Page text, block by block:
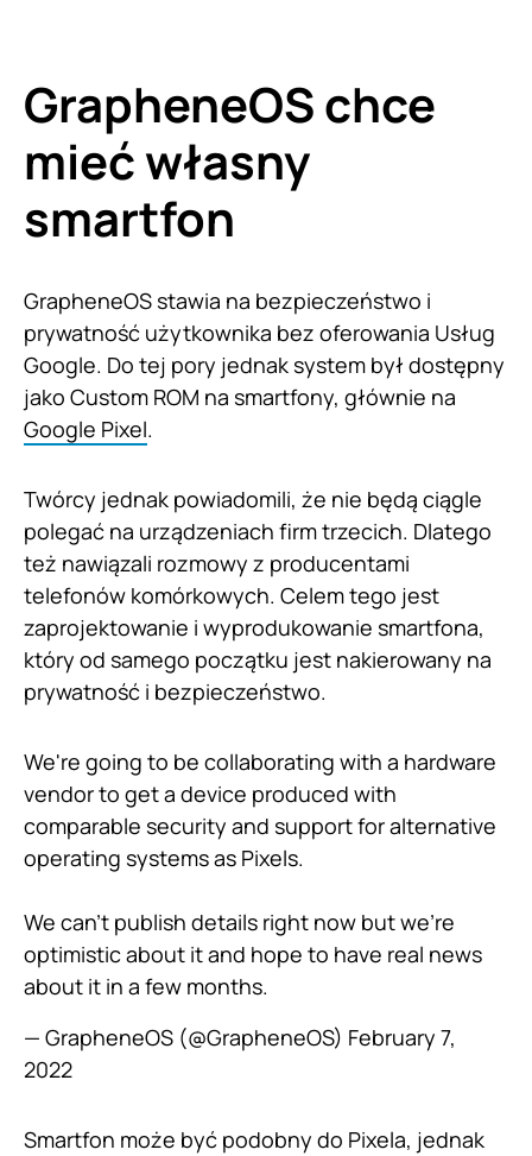
GrapheneOS chce
mieć własny
smartfon
GrapheneOS stawia na bezpieczeństwo i
prywatność użytkownika bez oferowania Usług
Google. Do tej pory jednak system był dostępny
jako Custom ROM na smartfony, głównie na
Google Pixel.
Twórcy jednak powiadomili, że nie będą ciągle
polegać na urządzeniach firm trzecich. Dlatego
też nawiązali rozmowy z producentami
telefonów komórkowych. Celem tego jest
zaprojektowanie i wyprodukowanie smartfona,
który od samego początku jest nakierowany na
prywatność i bezpieczeństwo.
We're going to be collaborating with a hardware
vendor to get a device produced with
comparable security and support for alternative
operating systems as Pixels.
We can't publish details right now but we're
optimistic about it and hope to have real news
about it in a few months.
— GrapheneOS (@GrapheneOS) February 7,
2022
Smartfon może być podobny do Pixela, jednak